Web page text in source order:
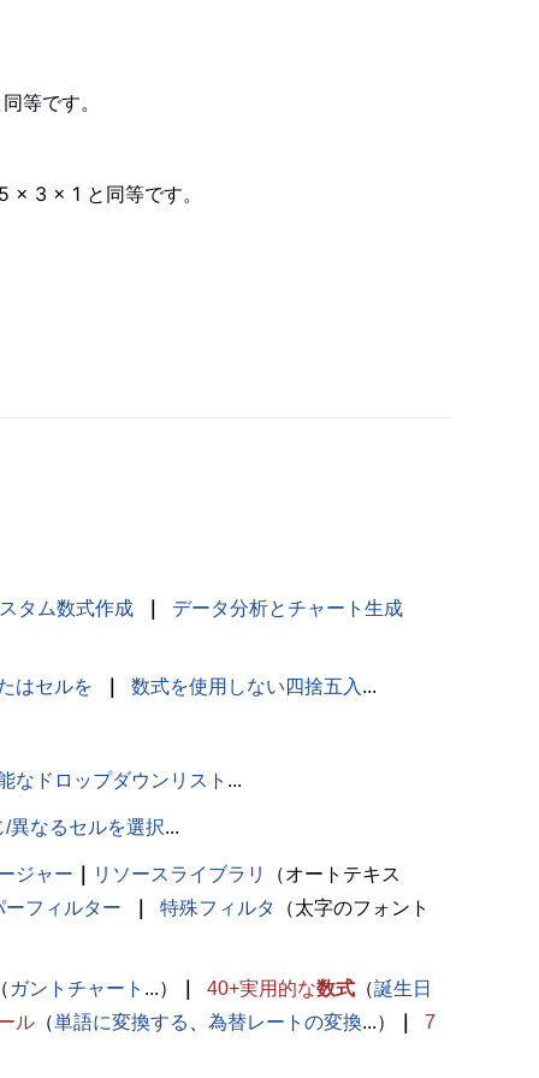
等です。
× 3 × 1 と同等です。
タム数式作成 データ分析とチャート生成
はセルを 数式を使用しない四捨五入 ...
なドロップダウンリスト ...
/異なるセルを選択...
ジャー リソースライブラリ
（オートテキス
ーフィルター
特殊フィルタ （太字のフォント
ガントチャート ...） 40+実用的な数式 （誕生日
ル （単語に変換する 為替レートの変換...） 7